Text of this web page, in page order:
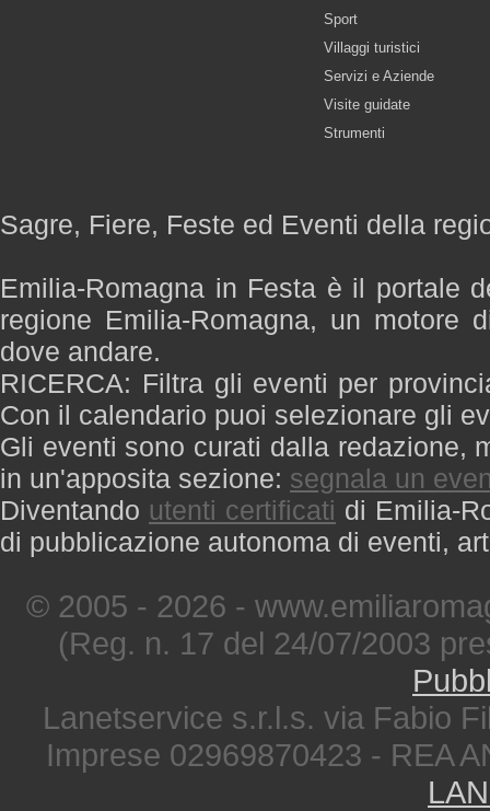
Sport
Villaggi turistici
Servizi e Aziende
Visite guidate
Strumenti
Sagre, Fiere, Feste ed Eventi della
Emilia-Romagna in Festa è il portale
regione Emilia-Romagna, un motore
dove andare.
RICERCA: Filtra gli eventi per
Con il calendario puoi selezionare gli
Gli eventi sono curati dalla redazione,
in un'apposita sezione: segnala un
Diventando utenti certificati di Emilia-
di pubblicazione autonoma di eventi,
© 2005 - 2026 -
(Reg. n. 17 del 24/07/2003
Lanetservice s.r.l.s. via Fabio
Imprese 02969870423 - REA